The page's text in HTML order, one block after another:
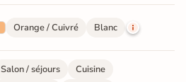
Orange / Cuivré Blanc
Salon / séjours
Cuisine